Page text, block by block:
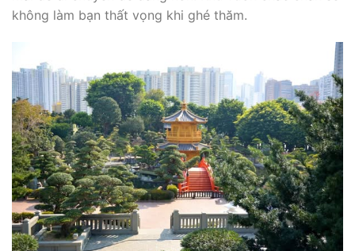
không làm bạn thất vọng khi ghé thăm.